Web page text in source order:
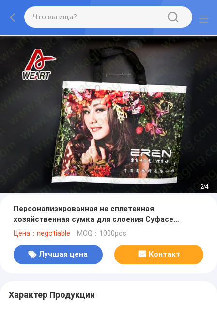
3/4
Персонализированная не сплетенная
хозяйственная сумка для слоения Суфасе
магазинов розничной торговли штейнового
Цена：negotiable MOQ：1000pcs
Лучшая цена Контакт
Характер Продукции